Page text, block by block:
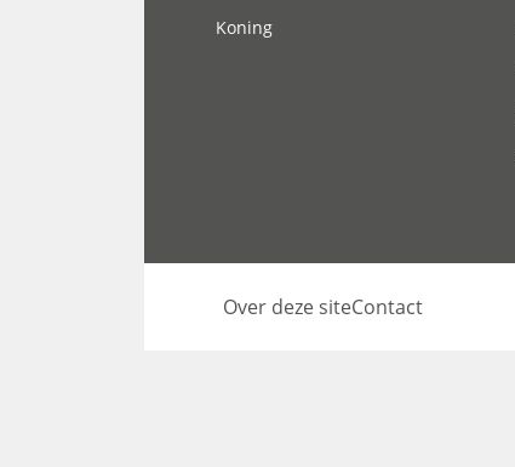
Koning
Over deze siteContact